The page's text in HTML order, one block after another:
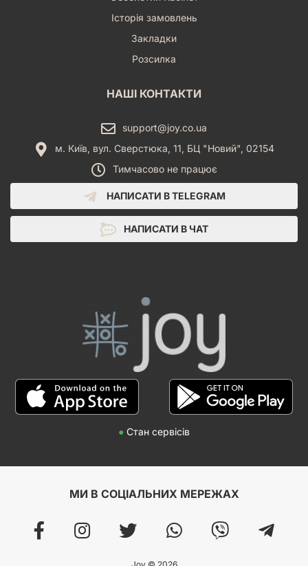
Історія замовлень
Закладки
Розсилка
НАШІ КОНТАКТИ
support@joy.co.ua
м. Київ, вул. Сверстюка, 11, БЦ "Новий", 02154
Тимчасово не працює
НАПИСАТИ В TELEGRAM
НАПИСАТИ В ЧАТ
● Стан сервісів
МИ В СОЦІАЛЬНИХ МЕРЕЖАХ